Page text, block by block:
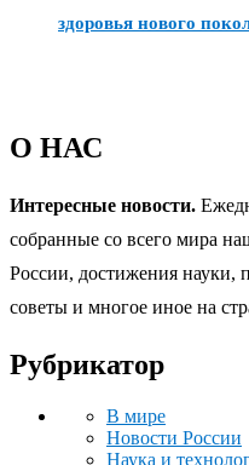
здоровья нового
О НАС
Интересные новости.
собранные со всего мира
России, достижения науки,
советы и многое иное на
Рубрикатор
В мире
Новости России
Наука и